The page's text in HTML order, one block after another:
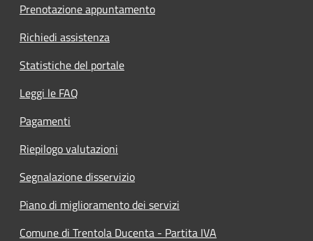
Prenotazione appuntamento
Richiedi assistenza
Statistiche del portale
Leggi le FAQ
Pagamenti
Riepilogo valutazioni
Segnalazione disservizio
Piano di miglioramento dei servizi
Comune di Trentola Ducenta - Partita IVA